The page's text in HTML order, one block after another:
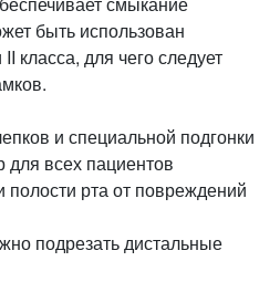
быть использован
класса, для чего следует
и специальной подгонки
всех пациентов
полости рта от повреждений
подрезать дистальные